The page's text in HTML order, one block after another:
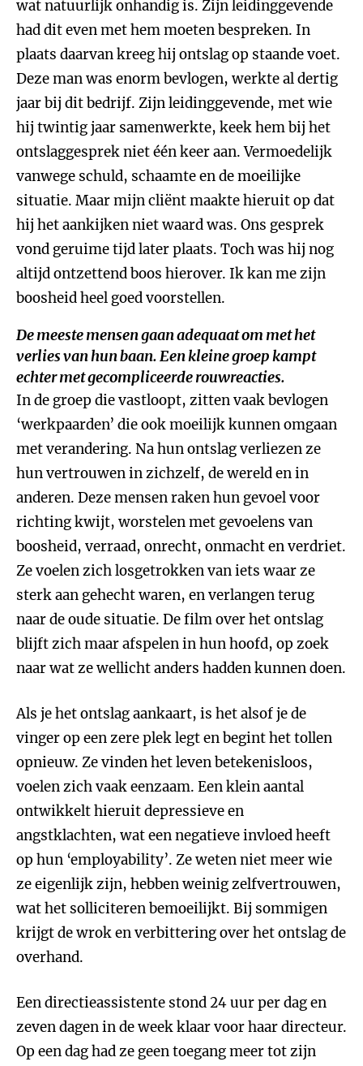
wat natuurlijk onhandig is. Zijn leidinggevende
had dit even met hem moeten bespreken. In
plaats daarvan kreeg hij ontslag op staande voet.
Deze man was enorm bevlogen, werkte al dertig
jaar bij dit bedrijf. Zijn leidinggevende, met wie
hij twintig jaar samenwerkte, keek hem bij het
ontslaggesprek niet één keer aan. Vermoedelijk
vanwege schuld, schaamte en de moeilijke
situatie. Maar mijn cliënt maakte hieruit op dat
hij het aankijken niet waard was. Ons gesprek
vond geruime tijd later plaats. Toch was hij nog
altijd ontzettend boos hierover. Ik kan me zijn
boosheid heel goed voorstellen.
De meeste mensen gaan adequaat om met het
verlies van hun baan. Een kleine groep kampt
echter met gecompliceerde rouwreacties.
In de groep die vastloopt, zitten vaak bevlogen
‘werkpaarden’ die ook moeilijk kunnen omgaan
met verandering. Na hun ontslag verliezen ze
hun vertrouwen in zichzelf, de wereld en in
anderen. Deze mensen raken hun gevoel voor
richting kwijt, worstelen met gevoelens van
boosheid, verraad, onrecht, onmacht en verdriet.
Ze voelen zich losgetrokken van iets waar ze
sterk aan gehecht waren, en verlangen terug
naar de oude situatie. De film over het ontslag
blijft zich maar afspelen in hun hoofd, op zoek
naar wat ze wellicht anders hadden kunnen doen.
Als je het ontslag aankaart, is het alsof je de
vinger op een zere plek legt en begint het tollen
opnieuw. Ze vinden het leven betekenisloos,
voelen zich vaak eenzaam. Een klein aantal
ontwikkelt hieruit depressieve en
angstklachten, wat een negatieve invloed heeft
op hun ‘employability’. Ze weten niet meer wie
ze eigenlijk zijn, hebben weinig zelfvertrouwen,
wat het solliciteren bemoeilijkt. Bij sommigen
krijgt de wrok en verbittering over het ontslag de
overhand.
Een directieassistente stond 24 uur per dag en
zeven dagen in de week klaar voor haar directeur.
Op een dag had ze geen toegang meer tot zijn